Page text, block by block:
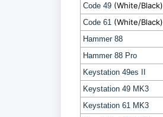
Code 49 (White/Black)
Code 61 (White/Black)
Hammer 88
Hammer 88 Pro
Keystation 49es II
Keystation 49 MK3
Keystation 61 MK3